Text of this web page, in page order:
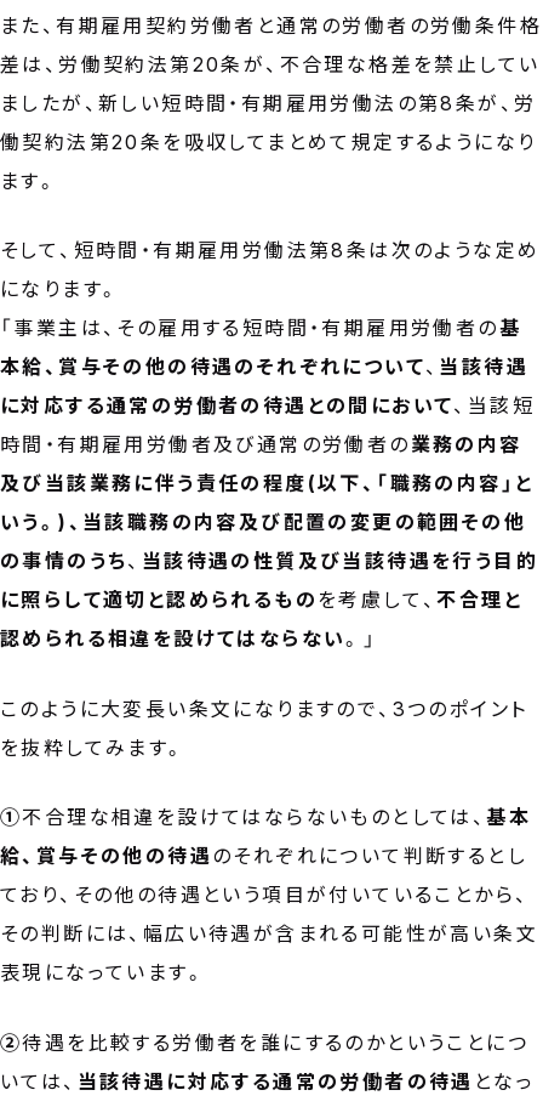
また、有期雇用契約労働者と通常の労働者の労働条件格
差は、労働契約法第20条が、不合理な格差を禁止してい
ましたが、新しい短時間・有期雇用労働法の第8条が、労
働契約法第20条を吸収してまとめて規定するようになり
ます。
そして、短時間・有期雇用労働法第8条は次のような定め
になります。
「事業主は、その雇用する短時間・有期雇用労働者の基
本給、賞与その他の待遇のそれぞれについて、 当該待遇
に対応する通常の労働者の待遇との間において、当該短
時間・有期雇用労働者及び通常の労働者の 業務の内容
及び当該業務に伴う責任の程度(以下、「職務の内容」と
いう。)、当該職務の内容及び配置の変更の範囲その他
の事情のうち、 当該待遇の性質及び当該待遇を行う目的
に照らして適切と認められるもの を考慮して、不合理と
認められる相違を設けてはならない。」
このように大変長い条文になりますので、3つのポイント
を抜粋してみます。
①不合理な相違を設けてはならないものとしては、基本
給、賞与その他の待遇のそれぞれについて判断するとし
ており、その他の待遇という項目が付いていることから、
その判断には、幅広い待遇が含まれる可能性が高い条文
表現になっています。
②待遇を比較する労働者を誰にするのかということにつ
いては、 当該待遇に対応する通常の労働者の待遇 となっ